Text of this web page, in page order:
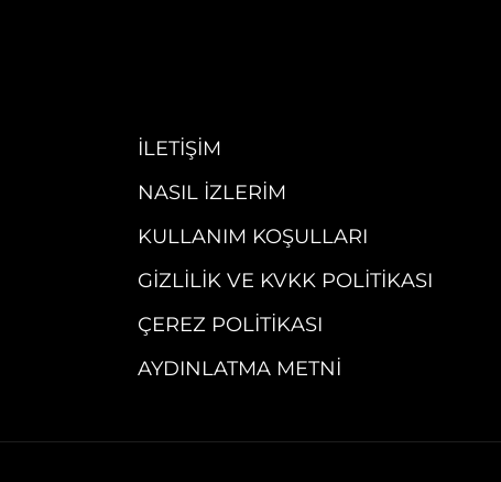
İLETIŞIM
NASIL İZLERIM
KULLANIM KOŞULLARI
GIZLILIK VE KVKK POLITIKASI
ÇEREZ POLITIKASI
AYDINLATMA METNI